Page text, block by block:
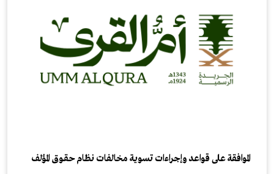
الموافقة على قواعد وإجراءات تسوية مخالفات نظام حقـوق المؤلف